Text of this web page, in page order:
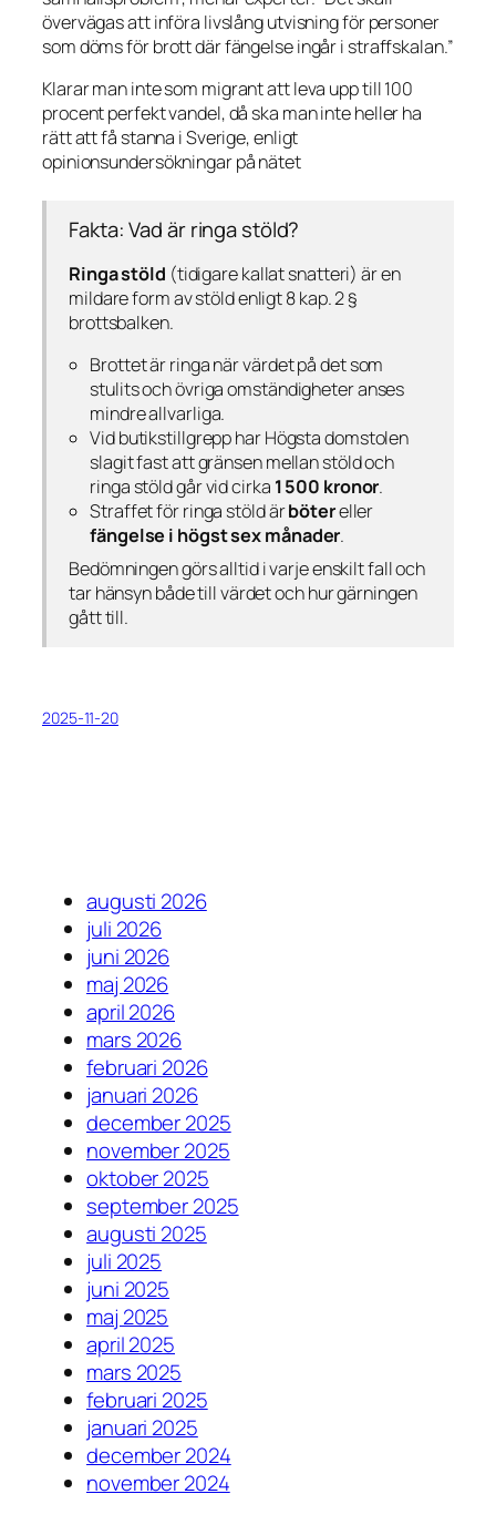
övervägas att införa livslång utvisning för personer
som döms för brott där fängelse ingår i straffskalan.”
Klarar man inte som migrant att leva upp till 100
procent perfekt vandel, då ska man inte heller ha
rätt att få stanna i Sverige, enligt
opinionsundersökningar på nätet
Fakta: Vad är ringa stöld?
Ringa stöld (tidigare kallat snatteri) är en
mildare form av stöld enligt 8 kap. 2 §
brottsbalken.
Brottet är ringa när värdet på det som
stulits och övriga omständigheter anses
mindre allvarliga.
Vid butikstillgrepp har Högsta domstolen
slagit fast att gränsen mellan stöld och
ringa stöld går vid cirka 1 500 kronor.
Straffet för ringa stöld ärbötereller
fängelse i högst sex månader.
Bedömningen görs alltid i varje enskilt fall och
tar hänsyn både till värdet och hur gärningen
gått till.
2025-11-20
augusti 2026
juli 2026
juni 2026
maj 2026
april 2026
mars 2026
februari 2026
januari 2026
december 2025
november 2025
oktober 2025
september 2025
augusti 2025
juli 2025
juni 2025
maj 2025
april 2025
mars 2025
februari 2025
januari 2025
december 2024
november 2024